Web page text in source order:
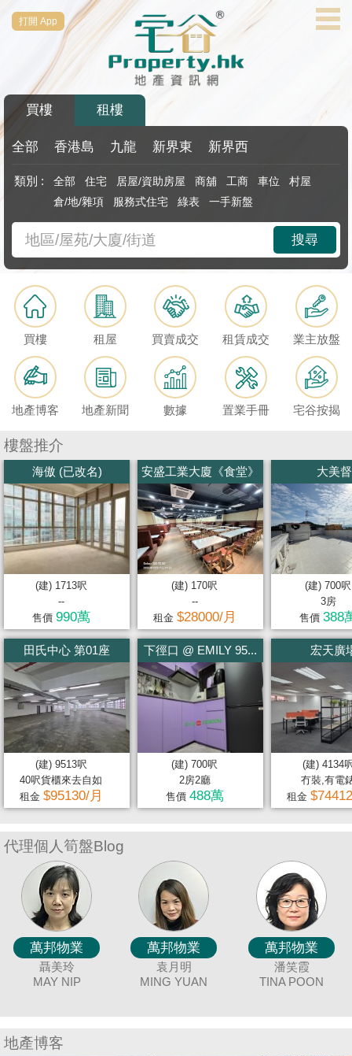
代
理
搵
樓/
交
業
主
盤
宅
谷
按
揭
地
產
博
客
地
產
新
據
公
佈
置
業
冊
於
我
們
打開 App
買樓 租樓
全部 香港島 九龍 新界東 新界西
類別 : 全部 住宅 居屋/資助房屋 商舖 工商 車位
村屋
倉/地/雜項
服務式住宅 綠表 一手新盤
搜尋
買樓 租屋 買賣成交 租賃成交 業主放盤
地產博客 地產新聞 數據 置業手冊 宅谷按揭
樓盤推介
海傲 (已改名)
(建) 1713呎
--
售價 990萬
田氏中心 第01座
(建) 9513呎
40呎貨櫃來去自如
租金 $95130/月
安盛工業大廈《食堂》
(建) 170呎
--
租金 $28000/月
下徑口 @ EMILY 95...
(建) 700呎
2房2廳
售價 488萬
大美督
(建) 700呎
3房
售價 388
宏天廣
(建) 4134
冇裝,有電
租金
代理個人筍盤Blog
萬邦物業
唐英霞
DEBBIE TONG
萬邦物業
黃美英
MAGGIE
萬邦物業
廖細鳳
SISI LIAO
萬邦物業
冼嘉臻
BORIS SIN
萬邦物業
聶美玲
MAY NIP
萬邦物業
陳蘭貞
COCO CHAN
萬邦物業
余志雄
JIMMY YU
萬邦物業
顏志鴻
DAVID NGAN
萬邦物業
蔡秀晶
CRYSTAL
萬邦物業
袁月明
MING YUAN
萬邦物業
連愛玲
ELIZA LIN
萬邦物業
謝愛珍
JUNE TSE
萬邦物業
吳美美
MEI NG
萬邦物業
張明成
RICAR
萬邦物業
童麗珍
JOEY TONG
萬邦物業
伍志達
TAT NG
萬邦物業
陳詩佩
CANDY CHAN
萬邦物業
潘笑霞
TINA POON
地產博客